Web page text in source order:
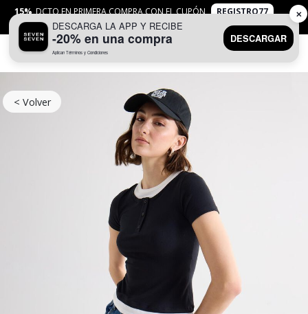
15% DCTO EN PRIMERA COMPRA CON EL CUPÓN
REGISTRO77
APLICANTYC
< Volver
DESCARGA LA APP Y RECIBE
-20% en una compra
Aplican Términos y Condiciones
DESCARGAR
✕